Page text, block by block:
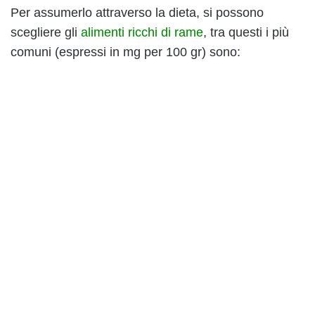
Per assumerlo attraverso la dieta, si possono
scegliere gli alimenti ricchi di rame, tra questi i più
comuni (espressi in mg per 100 gr) sono: